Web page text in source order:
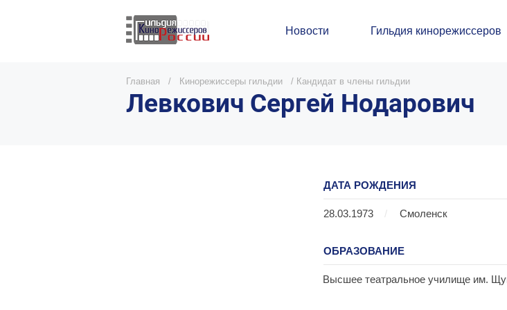
Новости Гильдия кинорежиссеров
Главная / Кинорежиссеры гильдии / Кандидат в члены гильдии
Левкович Сергей Нодарович
ДАТА РОЖДЕНИЯ
28.03.1973 / Смоленск
ОБРАЗОВАНИЕ
Высшее театральное училище им.